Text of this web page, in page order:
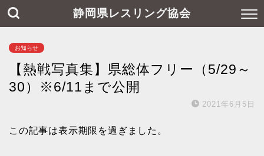
静岡県レスリング協会
お知らせ
【熱戦写真集】県総体フリー（5/29～
30）※6/11まで公開
2021年6月5日
この記事は表示期限を過ぎました。